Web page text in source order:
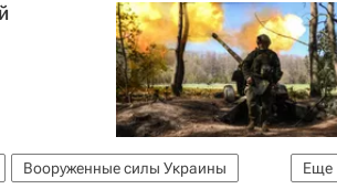
Еще
Вооруженные силы Украины